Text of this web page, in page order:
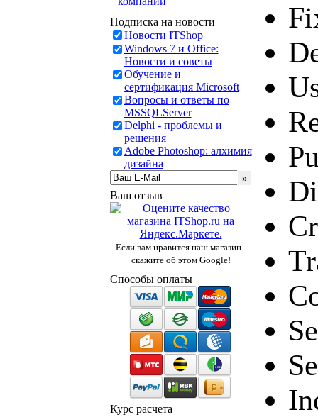
Подписка на новости
Новости ITShop
Windows 7 и Office:
Новости и советы
Обучение и
сертификация Microsoft
Вопросы и ответы по
MSSQLServer
Delphi - проблемы и
решения
Adobe Photoshop: алхимия
дизайна
Ваш отзыв
Если вам нравится наш магазин -
скажите об этом Google!
Способы оплаты
Курс расчета